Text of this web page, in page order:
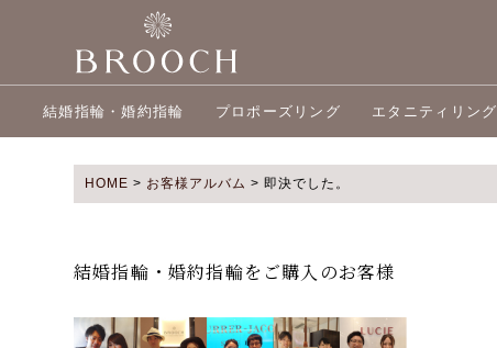
結婚指輪・婚約指輪 プロポーズリング エタニティリング
HOME > お客様アルバム > 即決でした。
結婚指輪・婚約指輪をご購入のお客様